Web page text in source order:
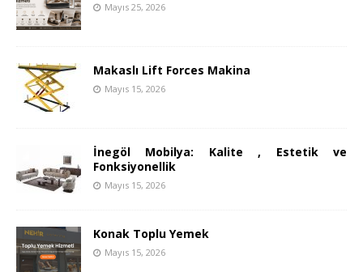
Mayıs 25, 2026
Makaslı Lift Forces Makina
Mayıs 15, 2026
İnegöl Mobilya: Kalite , Estetik ve
Fonksiyonellik
Mayıs 15, 2026
Konak Toplu Yemek
Mayıs 15, 2026